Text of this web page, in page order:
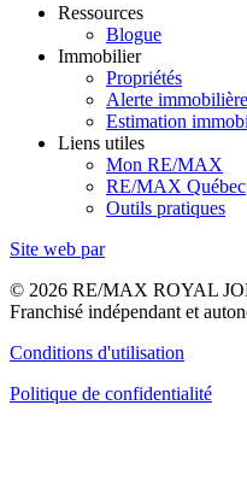
Ressources
Blogue
Immobilier
Propriétés
Alerte immobilière
Estimation
Liens utiles
Mon RE/MAX
RE/MAX Québec
Outils pratiques
Site web par
© 2026 RE/MAX ROYAL
Franchisé indépendant et
Conditions d'utilisation
Politique de confidentialité